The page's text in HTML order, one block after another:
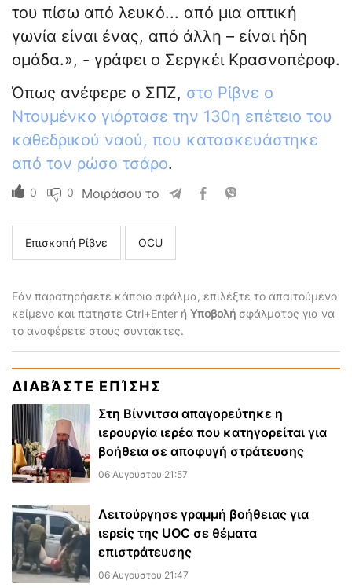
του πίσω από λευκό... από μια οπτική
γωνία είναι ένας, από άλλη – είναι ήδη
ομάδα.», - γράφει ο Σεργκέι Κρασνοπέροφ.
Όπως ανέφερε ο ΣΠΖ, στο Ρίβνε ο
Ντουμένκο γιόρτασε την 130η επέτειο του
καθεδρικού ναού, που κατασκευάστηκε
από τον ρώσο τσάρο.
0 0 Μοιράσου το
Επισκοπή Ρίβνε ΟCU
Εάν παρατηρήσετε κάποιο σφάλμα, επιλέξτε το απαιτούμενο
κείμενο και πατήστε Ctrl+Enter ή Υποβολή σφάλματος για να
το αναφέρετε στους συντάκτες.
ΔΙΑΒΆΣΤΕ ΕΠΊΣΗΣ
Στη Βίννιτσα απαγορεύτηκε η
ιερουργία ιερέα που κατηγορείται για
βοήθεια σε αποφυγή στράτευσης
06 Αυγούστου 21:57
Λειτούργησε γραμμή βοήθειας για
ιερείς της UOC σε θέματα
επιστράτευσης
06 Αυγούστου 21:47